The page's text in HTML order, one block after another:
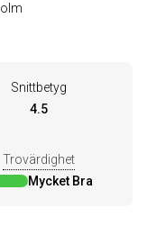
Stockholm
Snittbetyg
4.5
Trovärdighet
Mycket Bra